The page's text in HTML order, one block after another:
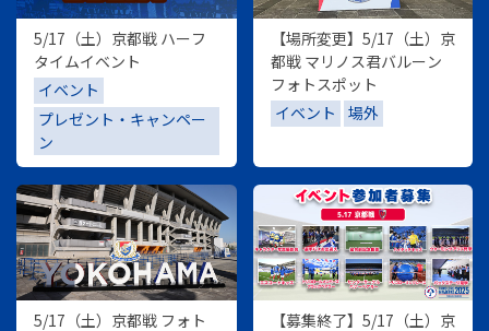
5/17（土）京都戦 ハーフ
タイムイベント
イベント
プレゼント・キャンペー
ン
【場所変更】5/17（土）京
都戦 マリノス君バルーン
フォトスポット
イベント
場外
5/17（土）京都戦 フォト
【募集終了】5/17（土）京